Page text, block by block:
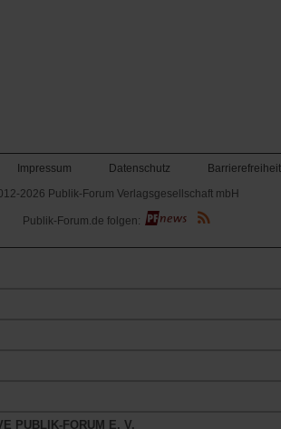
Impressum Datenschutz
Barrierefreiheit
2026 Publik-Forum Verlagsgesellschaft mbH
(Öffnet
in
neuen
Publik-Forum.de folgen:
PUBLIK-FORUM E. V.